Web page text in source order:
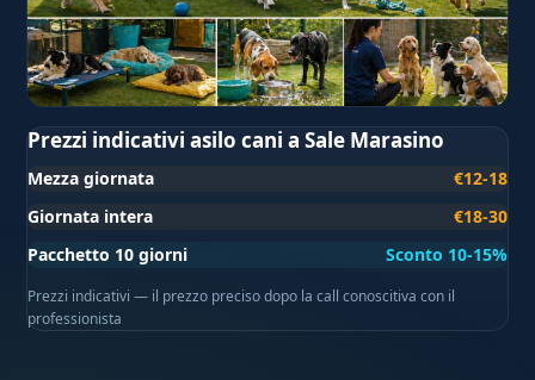
Prezzi indicativi asilo cani a Sale Marasino
Mezza giornata
€12-18
Giornata intera
€18-30
Pacchetto 10 giorni
Sconto 10-15%
Prezzi indicativi — il prezzo preciso dopo la call conoscitiva con il
professionista